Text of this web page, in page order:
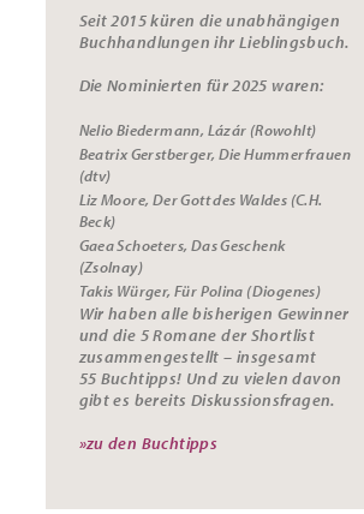
Seit 2015 küren die unabhängigen
Buchhandlungen ihr Lieblingsbuch.
Die Nominierten für 2025 waren:
Nelio Biedermann, Lázár (Rowohlt)
Beatrix Gerstberger, Die Hummerfrauen
(dtv)
Liz Moore, Der Gott des Waldes (C.H.
Beck)
Gaea Schoeters, Das Geschenk
(Zsolnay)
Takis Würger, Für Polina (Diogenes)
Wir haben alle bisherigen Gewinner
und die 5 Romane der Shortlist
zusammengestellt – insgesamt
55 Buchtipps! Und zu vielen davon
gibt es bereits Diskussionsfragen.
»zu den Buchtipps